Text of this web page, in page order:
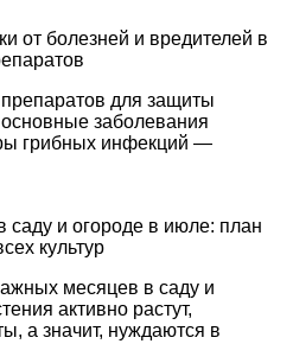
от болезней и вредителей в
для защиты
заболевания
грибных инфекций —
саду и огороде в июле: план
культур
месяцев в саду и
активно растут,
а значит, нуждаются в